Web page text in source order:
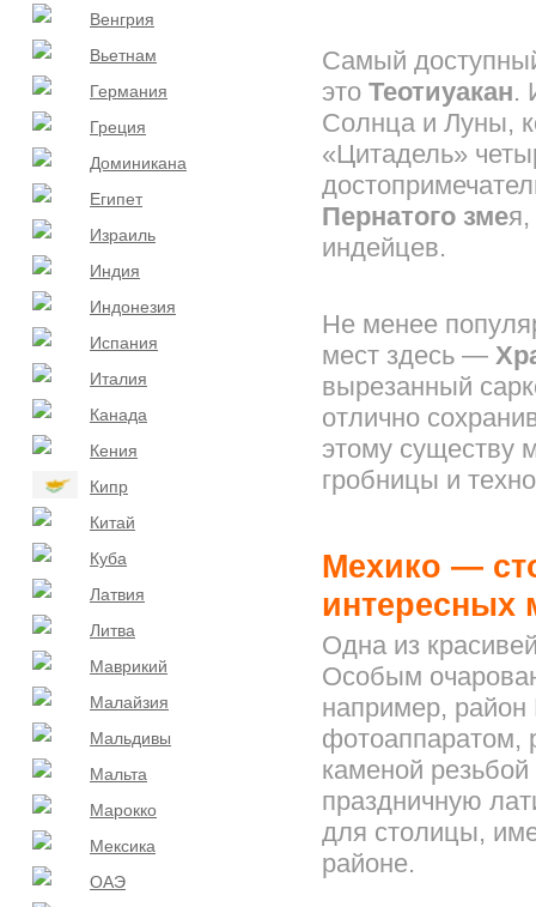
Венгрия
Вьетнам
Германия
Греция
Доминикана
Египет
Израиль
Индия
Индонезия
Испания
Италия
Канада
Кения
Кипр
Китай
Куба
Латвия
Литва
Маврикий
Малайзия
Мальдивы
Мальта
Марокко
Мексика
ОАЭ
Самый
это Теотиуакан.
Солнца и Луны,
«Цитадель»
Пернатого змея,
индейцев.
Не менее
мест здесь —
вырезанный
отлично
этому существу
гробницы и
Мехико —
интересных
Одна из
Особым
например, район
фотоаппаратом,
каменой
праздничную
для столицы,
районе.